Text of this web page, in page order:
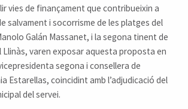
vies de finançament que contribueixin a
salvament i socorrisme de les platges del
Galán Massanet, i la segona tinent de
Llinàs, varen exposar aquesta proposta en
segona i consellera de
Estarellas, coincidint amb l’adjudicació del
del servei.